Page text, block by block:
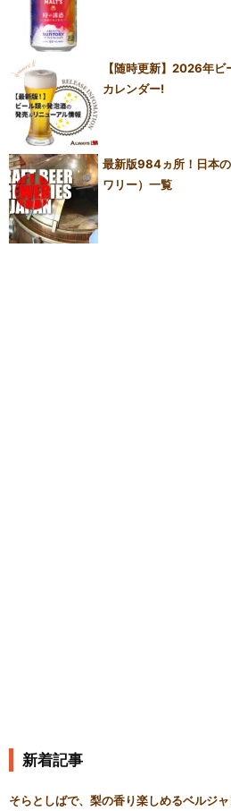
【随時更新】2026年
カレンダー!
最新版984ヵ所！日本
ワリー）一覧
新着記事
そらとしばで、梨の香り楽しめるベルジ